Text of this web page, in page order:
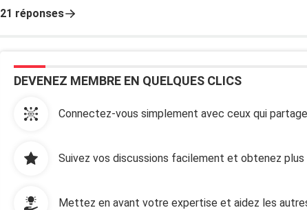
21 réponses
DEVENEZ MEMBRE EN QUELQUES CLICS
Connectez-vous simplement avec ceux qui
Suivez vos discussions facilement et obtenez plus
Mettez en avant votre expertise et aidez les